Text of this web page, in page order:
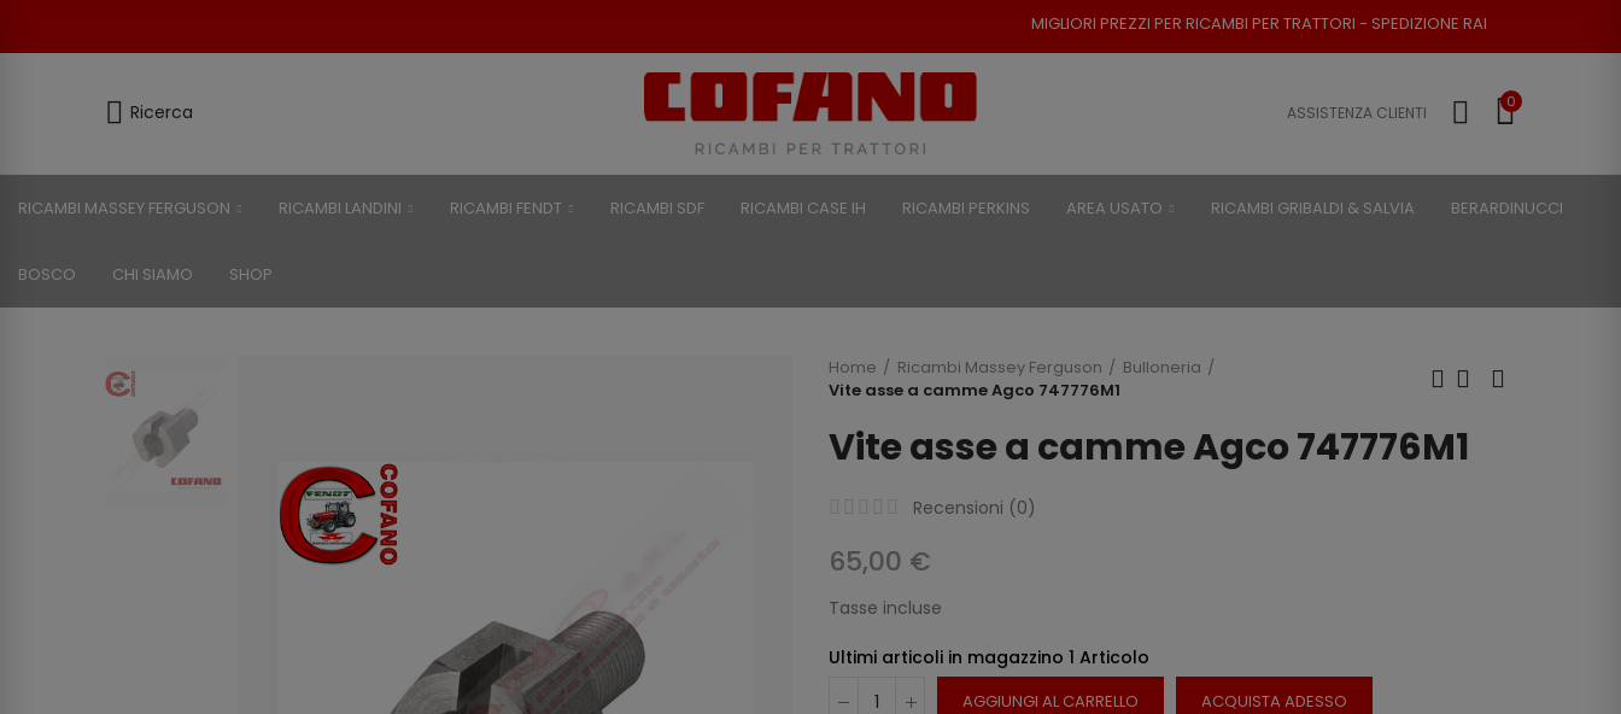
MIGLIORI PREZZI PER RICAMBI PER TRATTORI - SPEDIZIONE RAPIDA - RESO POSSIBILE
Ricerca ASSISTENZA CLIENTI
0
RICAMBI MASSEY FERGUSON RICAMBI LANDINI RICAMBI FENDT RICAMBI SDF RICAMBI CASE IH RICAMBI PERKINS AREA USATO RICAMBI GRIBALDI & SALVIA BERARDINUCCI
BOSCO CHI SIAMO SHOP
Home Ricambi Massey Ferguson
Bulloneria
Vite asse a camme Agco 747776M1
Vite asse a camme Agco 747776M1
Recensioni (0)
65,00 €
Tasse incluse
Ultimi articoli in magazzino 1 Articolo
AGGIUNGI AL CARRELLO ACQUISTA ADESSO